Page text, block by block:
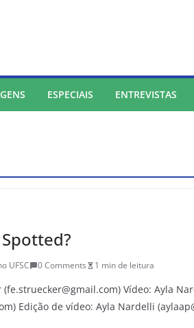
ESPECIAIS ENTREVISTAS
UFSC 0 Comments 1 min de leitura
Vídeo: Ayla
Edição de vídeo: Ayla Nardelli